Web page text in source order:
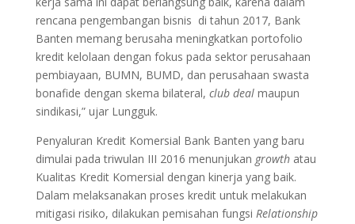
rencana pengembangan bisnis di tahun 2017, Bank
Banten memang berusaha meningkatkan portofolio
kredit kelolaan dengan fokus pada sektor perusahaan
pembiayaan, BUMN, BUMD, dan perusahaan swasta
bonafide dengan skema bilateral, club deal maupun
sindikasi,” ujar Lungguk.
Penyaluran Kredit Komersial Bank Banten yang baru
dimulai pada triwulan III 2016 menunjukan growthatau
Kualitas Kredit Komersial dengan kinerja yang baik.
Dalam melaksanakan proses kredit untuk melakukan
mitigasi risiko, dilakukan pemisahan fungsi Relationship